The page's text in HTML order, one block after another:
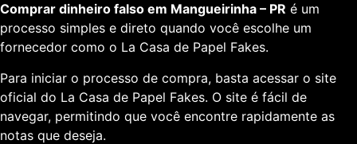
Comprar dinheiro falso em Mangueirinha – PR é um
processo simples e direto quando você escolhe um
fornecedor como o La Casa de Papel Fakes.
Para iniciar o processo de compra, basta acessar o site
oficial do La Casa de Papel Fakes. O site é fácil de
navegar, permitindo que você encontre rapidamente as
notas que deseja.